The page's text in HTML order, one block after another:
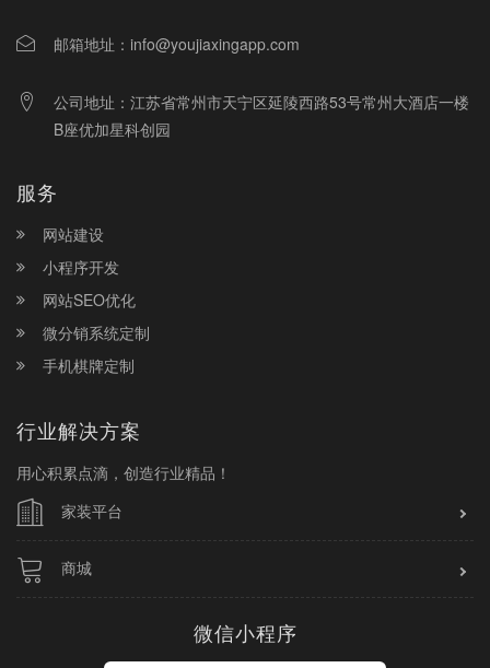
邮箱地址： info@youjiaxingapp.com
公司地址：江苏省常州市天宁区延陵西路53号常州大酒店一楼
B座优加星科创园
服务
网站建设
小程序开发
网站SEO优化
微分销系统定制
手机棋牌定制
行业解决方案
用心积累点滴，创造行业精品！
家装平台
商城
微信小程序